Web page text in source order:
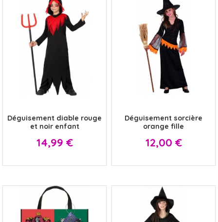
Déguisement diable rouge
et noir enfant
Prix
14,99 €
Déguisement sorcière
orange fille
Prix
12,00 €